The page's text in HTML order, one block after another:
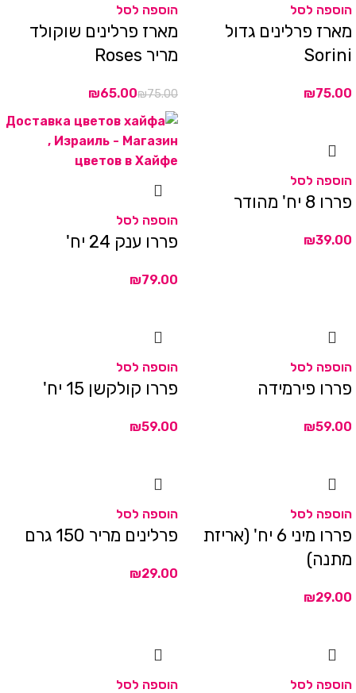
הוספה לסל
מארז פרלינים גדול
Sorini
₪
הוספה לסל
מארז פרלינים שוקולד
מריר Roses
₪75.00
₪65.00
הוספה לסל
פררו 8 יח' מהודר
₪
הוספה לסל
פררו ענק 24 יח'
₪
הוספה לסל
פררו פירמידה
₪
הוספה לסל
פררו קולקשן 15 יח'
₪
הוספה לסל
פררו מיני 6 יח' (אריזת
מתנה)
₪
הוספה לסל
פרלינים מריר 150 גרם
₪
הוספה לסל הוספה לסל